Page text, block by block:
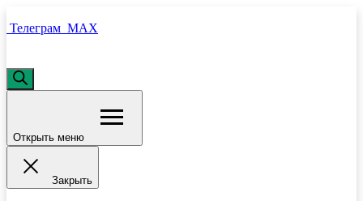
Телеграм MAX
Поиск
товаров
Открыть меню
Закрыть